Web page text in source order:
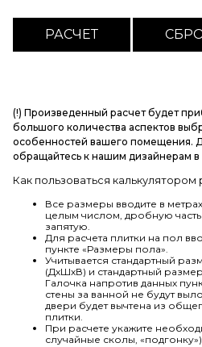
(!) Произведенный расчет будет
большого количества аспектов
особенностей вашего помещения.
обращайтесь к нашим дизайнерам в
Как пользоваться калькулятором
Все размеры вводите в
целым числом, дробную часть
запятую.
Для расчета плитки на пол
пункте «Размеры пола».
Учитывается стандартный
(ДхШхВ) и стандартный
Галочка напротив данных
стены за ванной не будут
двери будет вычтена из
плитки.
При расчете укажите
случайные сколы,